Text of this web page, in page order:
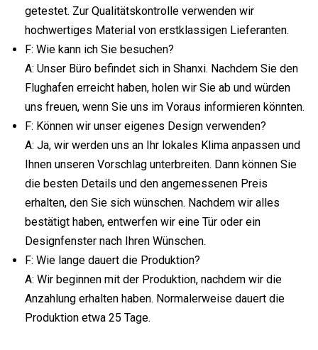
getestet. Zur Qualitätskontrolle verwenden wir
hochwertiges Material von erstklassigen Lieferanten.
F: Wie kann ich Sie besuchen?
A: Unser Büro befindet sich in Shanxi. Nachdem Sie den
Flughafen erreicht haben, holen wir Sie ab und würden
uns freuen, wenn Sie uns im Voraus informieren könnten.
F: Können wir unser eigenes Design verwenden?
A: Ja, wir werden uns an Ihr lokales Klima anpassen und
Ihnen unseren Vorschlag unterbreiten. Dann können Sie
die besten Details und den angemessenen Preis
erhalten, den Sie sich wünschen. Nachdem wir alles
bestätigt haben, entwerfen wir eine Tür oder ein
Designfenster nach Ihren Wünschen.
F: Wie lange dauert die Produktion?
A: Wir beginnen mit der Produktion, nachdem wir die
Anzahlung erhalten haben. Normalerweise dauert die
Produktion etwa 25 Tage.